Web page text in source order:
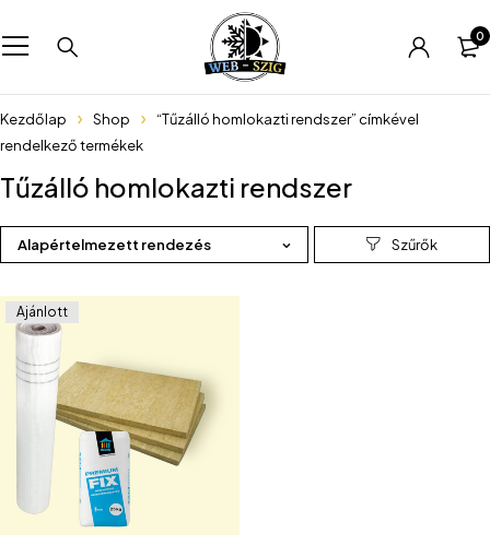
0
Kezdőlap Shop
“Tűzálló homlokazti rendszer” címkével
rendelkező termékek
Tűzálló homlokazti rendszer
Alapértelmezett rendezés
Ajánlott